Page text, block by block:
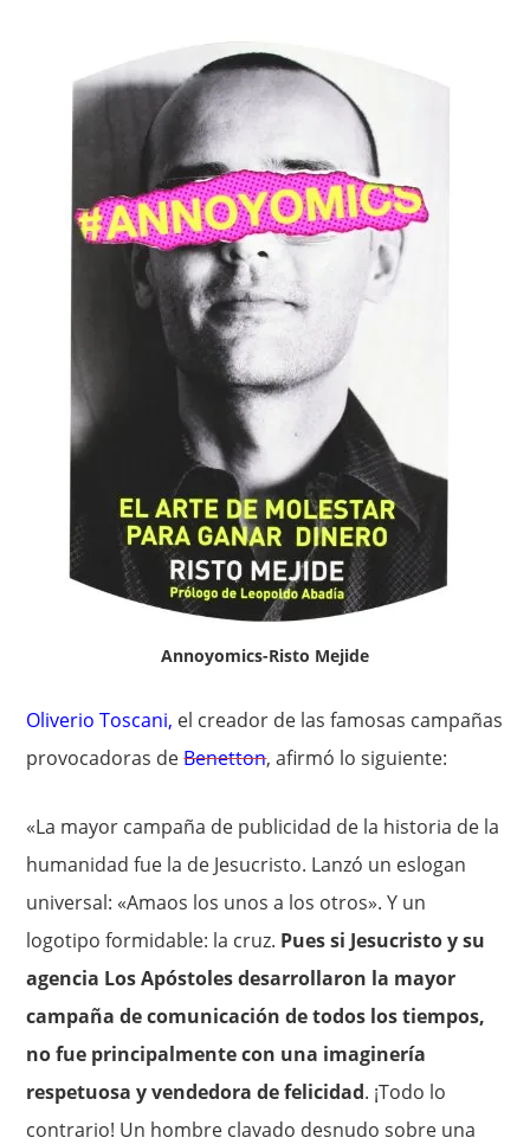
Annoyomics-Risto Mejide
Oliverio Toscani, el creador de las famosas campañas
provocadoras deBenetton, afirmó lo siguiente:
«La mayor campaña de publicidad de la historia de la
humanidad fue la de Jesucristo. Lanzó un eslogan
universal: «Amaos los unos a los otros». Y un
logotipo formidable: la cruz. Pues si Jesucristo y su
agencia Los Apóstoles desarrollaron la mayor
campaña de comunicación de todos los tiempos,
no fue principalmente con una imaginería
respetuosa y vendedora de felicidad. ¡Todo lo
contrario! Un hombre clavado desnudo sobre una